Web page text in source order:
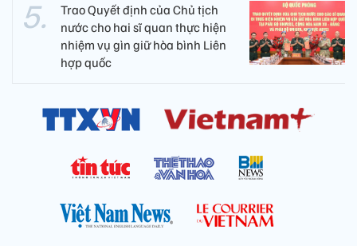
Trao Quyết định của Chủ tịch
nước cho hai sĩ quan thực hiện
nhiệm vụ gìn giữ hòa bình Liên
hợp quốc